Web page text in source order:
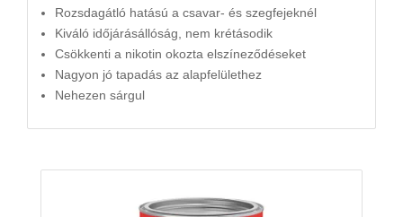
Rozsdagátló hatású a csavar- és szegfejeknél
Kiváló időjárásállóság, nem krétásodik
Csökkenti a nikotin okozta elszíneződéseket
Nagyon jó tapadás az alapfelülethez
Nehezen sárgul